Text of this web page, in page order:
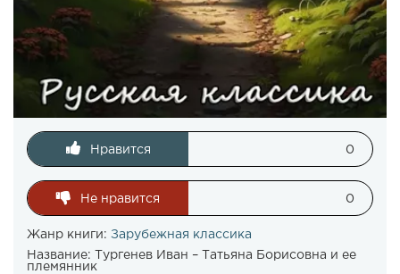
Нравится 0
Не нравится 0
Жанр книги: Зарубежная классика
Название: Тургенев Иван – Татьяна Борисовна и ее
племянник